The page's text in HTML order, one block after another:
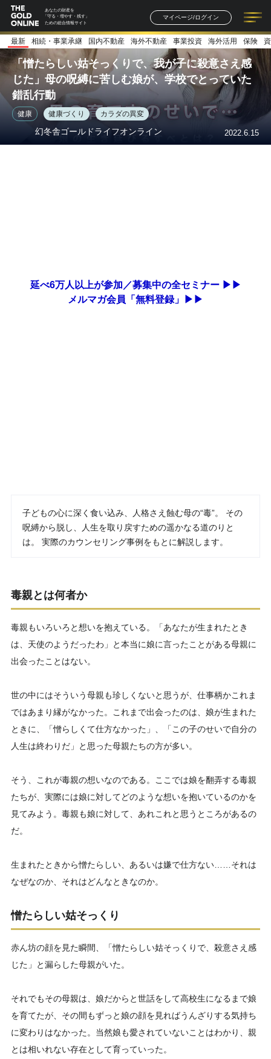
あなたの財産を
「守る・増やす・残す」
ための総合情報サイト
マイページ/ログイン
記事一覧 連載一覧
著者一覧 書籍一覧
最新 相続・事業承継 国内不動産 海外不動産 事業投資 海外活用 保険
「憎たらしい姑そっくりで、我が子に殺意さえ感
じた」母の呪縛に苦しむ娘が、学校でとっていた
錯乱行動
健康 健康づくり カラダの異変
幻冬舎ゴールドライフオンライン 2022.6.15
延べ6万人以上が参加／募集中の全セミナー ▶▶
メルマガ会員「無料登録」▶▶
子どもの心に深く食い込み、人格さえ蝕む母の“毒”。 その
呪縛から脱し、人生を取り戻すための遥かなる道のりと
は。 実際のカウンセリング事例をもとに解説します。
毒親とは何者か
毒親もいろいろと想いを抱えている。「あなたが生まれたとき
は、天使のようだったわ」と本当に娘に言ったことがある母親に
出会ったことはない。
世の中にはそういう母親も珍しくないと思うが、仕事柄かこれま
ではあまり縁がなかった。これまで出会ったのは、娘が生まれた
ときに、「憎らしくて仕方なかった」、「この子のせいで自分の
人生は終わりだ」と思った母親たちの方が多い。
そう、これが毒親の想いなのである。ここでは娘を翻弄する毒親
たちが、実際には娘に対してどのような想いを抱いているのかを
見てみよう。毒親も娘に対して、あれこれと思うところがあるの
だ。
生まれたときから憎たらしい、あるいは嫌で仕方ない……それは
なぜなのか、それはどんなときなのか。
憎たらしい姑そっくり
赤ん坊の顔を見た瞬間、「憎たらしい姑そっくりで、殺意さえ感
じた」と漏らした母親がいた。
それでもその母親は、娘だからと世話をして高校生になるまで娘
を育てたが、その間もずっと娘の顔を見ればうんざりする気持ち
に変わりはなかった。当然娘も愛されていないことはわかり、親
とは相いれない存在として育っていった。